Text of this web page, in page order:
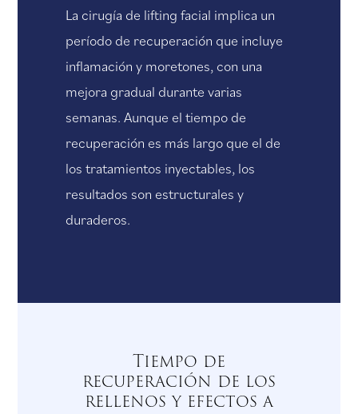
La cirugía de lifting facial implica un
período de recuperación que incluye
inflamación y moretones, con una
mejora gradual durante varias
semanas. Aunque el tiempo de
recuperación es más largo que el de
los tratamientos inyectables, los
resultados son estructurales y
duraderos.
Tiempo de
recuperación de los
rellenos y efectos a